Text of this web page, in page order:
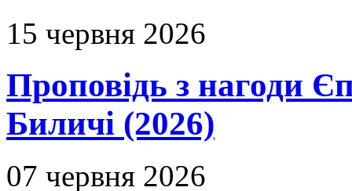
15 червня 2026
Проповідь з нагоди
Биличі (2026)
07 червня 2026